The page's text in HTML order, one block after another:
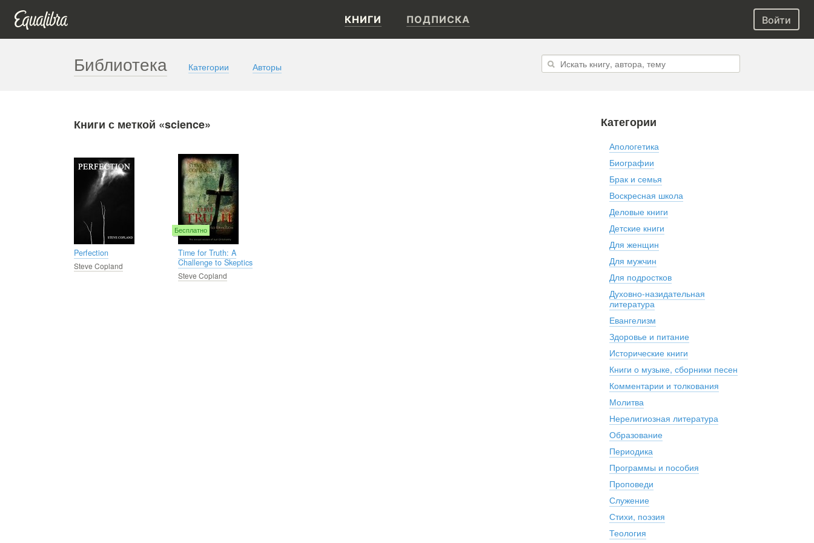
КНИГИ ПОДПИСКА Войти
Библиотека Категории Авторы
Книги с меткой «science»
Perfection
Steve Copland
Бесплатно
Time for Truth: A
Challenge to Skeptics
Steve Copland
Категории
Апологетика
Биографии
Брак и семья
Воскресная школа
Деловые книги
Детские книги
Для женщин
Для мужчин
Для подростков
Духовно-назидательная
литература
Евангелизм
Здоровье и питание
Исторические книги
Книги о музыке, сборники песен
Комментарии и толкования
Молитва
Нерелигиозная литература
Образование
Периодика
Программы и пособия
Проповеди
Служение
Стихи, поэзия
Теология